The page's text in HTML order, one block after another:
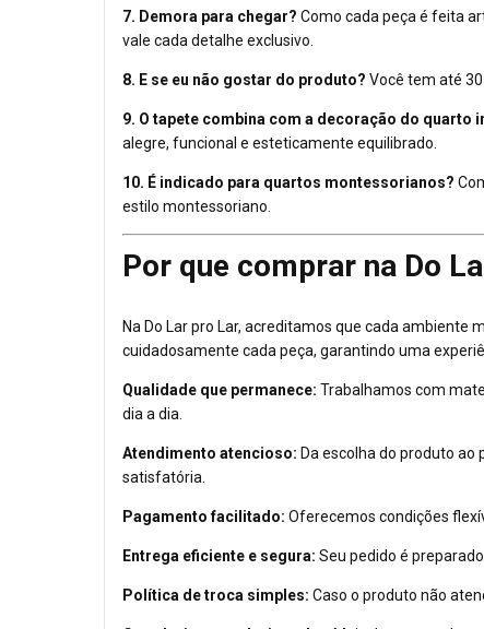
7. Demora para chegar? Como cada peça é feita
vale cada detalhe exclusivo.
8. E se eu não gostar do produto? Você tem até
9. O tapete combina com a decoração do quarto
alegre, funcional e esteticamente equilibrado.
10. É indicado para quartos montessorianos?
estilo montessoriano.
Por que comprar na Do
Na Do Lar pro Lar, acreditamos que cada
cuidadosamente cada peça, garantindo uma
Qualidade que permanece: Trabalhamos com
dia a dia.
Atendimento atencioso: Da escolha do produto ao
satisfatória.
Pagamento facilitado: Oferecemos condições
Entrega eficiente e segura: Seu pedido é
Política de troca simples: Caso o produto não